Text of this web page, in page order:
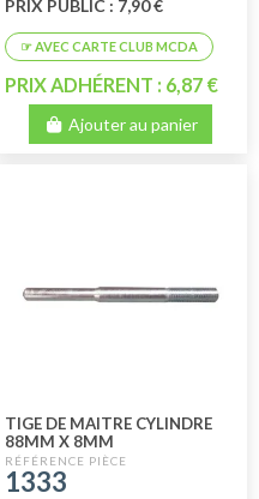
PRIX PUBLIC : 7,90 €
PRIX ADHÉRENT : 6,87 €
Ajouter au panier
TIGE DE MAITRE CYLINDRE
88MM X 8MM
1333